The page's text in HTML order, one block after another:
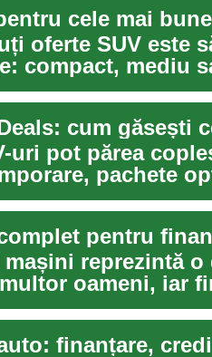
cele mai
oferte SUV este
compact, mediu
uri pot părea
pachete
pentru
reprezintă o
oameni, iar